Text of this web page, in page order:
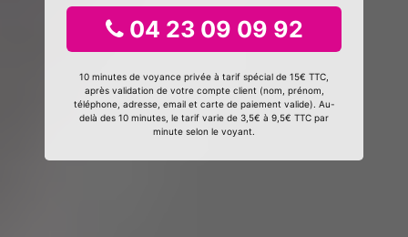
04 23 09 09 92
10 minutes de voyance privée à tarif spécial de 15€ TTC,
après validation de votre compte client (nom, prénom,
téléphone, adresse, email et carte de paiement valide). Au-
delà des 10 minutes, le tarif varie de 3,5€ à 9,5€ TTC par
minute selon le voyant.